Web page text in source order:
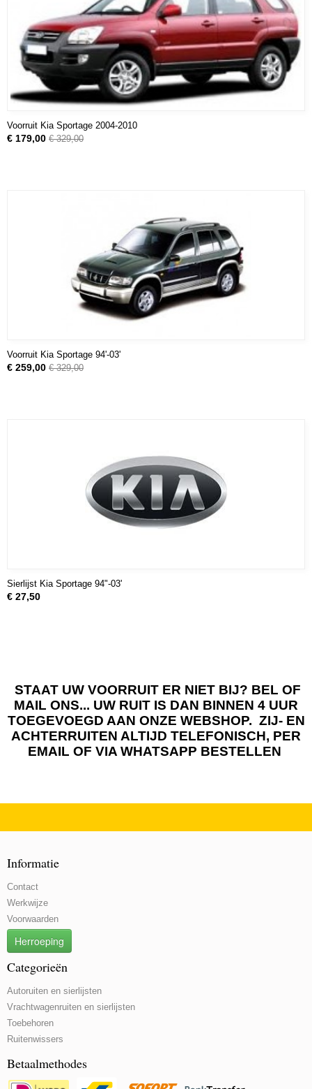
Voorruit Kia Sportage 2004-2010
€ 179,00 € 329,00
Voorruit Kia Sportage 94'-03'
€ 259,00 € 329,00
Sierlijst Kia Sportage 94"-03'
€ 27,50
STAAT UW VOORRUIT ER NIET BIJ? BEL OF
MAIL ONS... UW RUIT IS DAN BINNEN 4 UUR
TOEGEVOEGD AAN ONZE WEBSHOP. ZIJ- EN
ACHTERRUITEN ALTIJD TELEFONISCH, PER
EMAIL OF VIA WHATSAPP BESTELLEN
Informatie
Contact
Werkwijze
Voorwaarden
Herroeping
Categorieën
Autoruiten en sierlijsten
Vrachtwagenruiten en sierlijsten
Toebehoren
Ruitenwissers
Betaalmethodes